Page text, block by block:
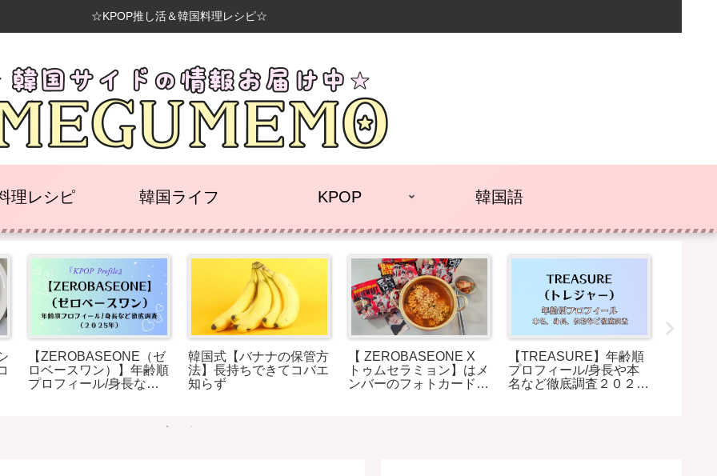
☆KPOP推し活＆韓国料理レシピ☆
理レシピ 韓国ライフ KPOP 韓国語
【ZEROBASEONE（ゼ
ロベースワン）】年齢順
プロフィール/身長など
韓国式【バナナの保管方
法】長持ちできてコバエ
知らず
【 ZEROBASEONE X
トゥムセラミョン】はメ
ンバーのフォトカード入
【TREASURE】年齢順
プロフィール/身長や本
名など徹底調査２０２４